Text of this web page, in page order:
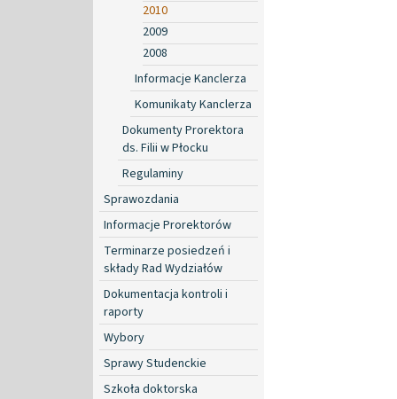
2010
2009
2008
Informacje Kanclerza
Komunikaty Kanclerza
Dokumenty Prorektora
ds. Filii w Płocku
Regulaminy
Sprawozdania
Informacje Prorektorów
Terminarze posiedzeń i
składy Rad Wydziałów
Dokumentacja kontroli i
raporty
Wybory
Sprawy Studenckie
Szkoła doktorska